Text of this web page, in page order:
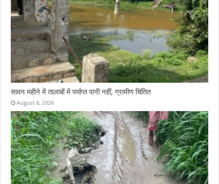
सावन महीने में तालाबों में पर्याप्त पानी नहीं, ग्रामीण चिंतित
August 6, 2026